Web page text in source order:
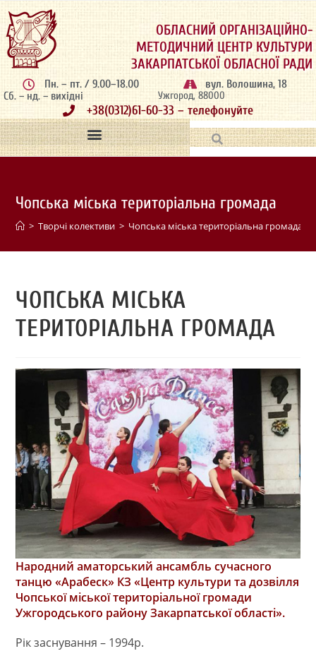
ОБЛАСНИЙ ОРГАНІЗАЦІЙНО-
МЕТОДИЧНИЙ ЦЕНТР КУЛЬТУРИ
ЗАКАРПАТСЬКОЇ ОБЛАСНОЇ РАДИ
Пн. – пт. / 9.00–18.00
Сб. – нд. – вихідні
вул. Волошина, 18
Ужгород, 88000
+38(0312)61-60-33 – телефонуйте
Чопська міська територіальна громада
> Творчі колективи > Чопська міська територіальна громада
ЧОПСЬКА МІСЬКА
ТЕРИТОРІАЛЬНА ГРОМАДА
Народний аматорський ансамбль сучасного
танцю «Арабеск» КЗ «Центр культури та дозвілля
Чопської міської територіальної громади
Ужгородського району Закарпатської області».
Рік заснування – 1994р.